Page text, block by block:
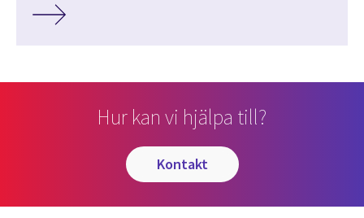
Hur kan vi hjälpa till?
kontakt